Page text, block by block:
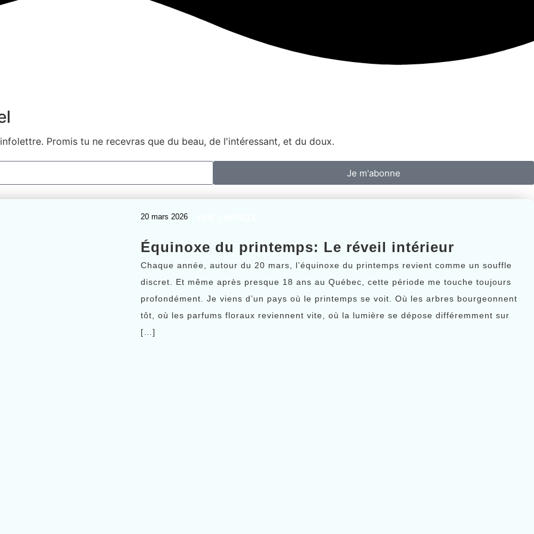
Promis tu ne recevras que du beau, de l'intéressant, et du doux.
Je m'abonne
20 mars 2026
Équinoxe du printemps: Le réveil intérieur
Chaque année, autour du 20 mars, l’équinoxe du printemps revient comme un souffle
discret. Et même après presque 18 ans au Québec, cette période me touche toujours
profondément. Je viens d’un pays où le printemps se voit. Où les arbres bourgeonnent
tôt, où les parfums floraux reviennent vite, où la lumière se dépose différemment sur
[…]